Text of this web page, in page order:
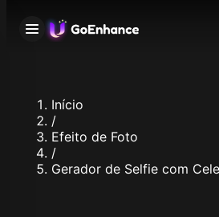
Início
/
Efeito de Foto
/
Gerador de Selfie com